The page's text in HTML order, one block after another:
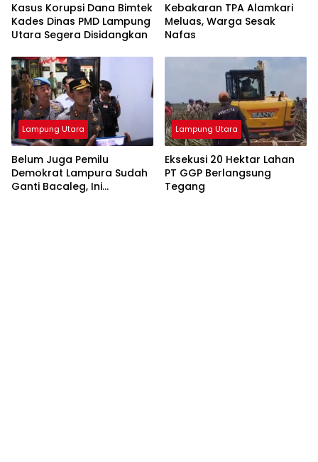
Kasus Korupsi Dana Bimtek
Kades Dinas PMD Lampung
Utara Segera Disidangkan
Kebakaran TPA Alamkari
Meluas, Warga Sesak
Nafas
Lampung Utara
Belum Juga Pemilu
Demokrat Lampura Sudah
Ganti Bacaleg, Ini
Lampung Utara
Eksekusi 20 Hektar Lahan
PT GGP Berlangsung
Tegang